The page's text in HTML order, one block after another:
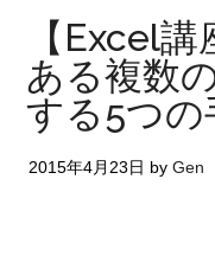
【Excel
ある複数
する5つの
2015年4月23日 byGen